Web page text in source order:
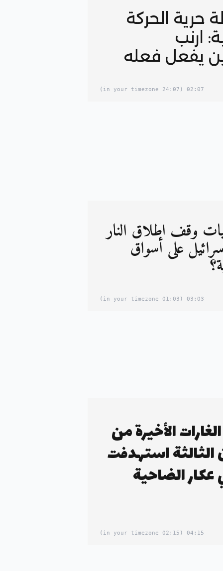
حرية الحركة
ارنب
يفعل فعله
02:07
(24:07 in your timezone)
وقف اطلاق النار
على أسواق
03:03
(01:03 in your timezone)
الأخيرة من
الثالثة استهدفت
عكار الضاحية
04:15
(02:15 in your timezone)